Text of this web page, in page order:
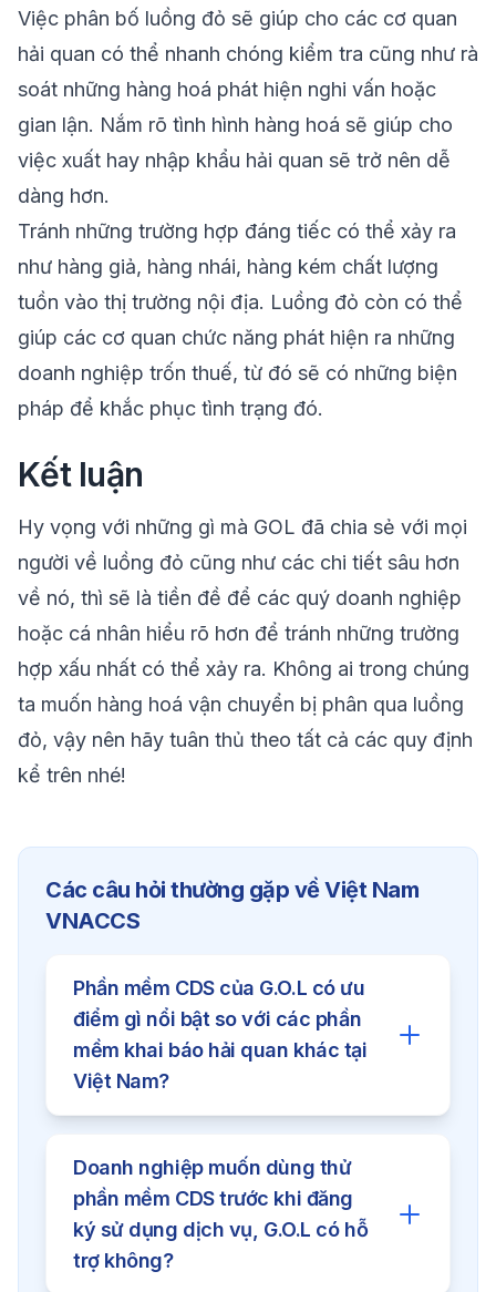
Việc phân bố luồng đỏ sẽ giúp cho các cơ quan
hải quan có thể nhanh chóng kiểm tra cũng như rà
soát những hàng hoá phát hiện nghi vấn hoặc
gian lận. Nắm rõ tình hình hàng hoá sẽ giúp cho
việc xuất hay nhập khẩu hải quan sẽ trở nên dễ
dàng hơn.
Tránh những trường hợp đáng tiếc có thể xảy ra
như hàng giả, hàng nhái, hàng kém chất lượng
tuồn vào thị trường nội địa. Luồng đỏ còn có thể
giúp các cơ quan chức năng phát hiện ra những
doanh nghiệp trốn thuế, từ đó sẽ có những biện
pháp để khắc phục tình trạng đó.
Kết luận
Hy vọng với những gì mà GOL đã chia sẻ với mọi
người về luồng đỏ cũng như các chi tiết sâu hơn
về nó, thì sẽ là tiền đề để các quý doanh nghiệp
hoặc cá nhân hiểu rõ hơn để tránh những trường
hợp xấu nhất có thể xảy ra. Không ai trong chúng
ta muốn hàng hoá vận chuyển bị phân qua luồng
đỏ, vậy nên hãy tuân thủ theo tất cả các quy định
kể trên nhé!
Các câu hỏi thường gặp vềViệt Nam
VNACCS
Phần mềm CDS của G.O.L có ưu
điểm gì nổi bật so với các phần
mềm khai báo hải quan khác tại
Việt Nam?
nghiệp xuất nhập khẩu tại Việt Nam hơn
20 năm, nổi bật ở 3 điểm chính: khả
năng tích hợp với phần mềm hải quan
của 26 quốc gia (ở gói
Doanh nghiệp muốn dùng thử
phần mềm CDS trước khi đăng
ký sử dụng dịch vụ, G.O.L có hỗ
trợ không?